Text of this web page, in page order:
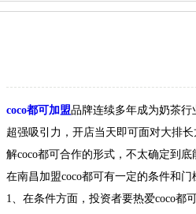
coco都可加盟品牌连续多年成为奶茶
超强吸引力，开店当天即可面对大排
解coco都可合作的形式，不太确定到
在南昌加盟coco都可有一定的条件和
1、在条件方面，投资者要热爱coco都